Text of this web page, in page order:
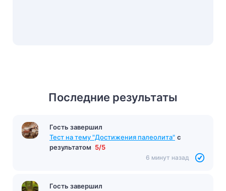
Последние результаты
Гость завершил
Тест на тему "Достижения палеолита" с
результатом 5/5
6 минут назад
Гость завершил